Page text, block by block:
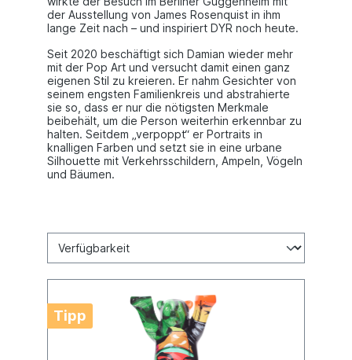
der Ausstellung von James Rosenquist in ihm
lange Zeit nach – und inspiriert DYR noch heute.
Seit 2020 beschäftigt sich Damian wieder mehr
mit der Pop Art und versucht damit einen ganz
eigenen Stil zu kreieren. Er nahm Gesichter von
seinem engsten Familienkreis und abstrahierte
sie so, dass er nur die nötigsten Merkmale
beibehält, um die Person weiterhin erkennbar zu
halten. Seitdem „verpoppt“ er Portraits in
knalligen Farben und setzt sie in eine urbane
Silhouette mit Verkehrsschildern, Ampeln, Vögeln
und Bäumen.
Tipp